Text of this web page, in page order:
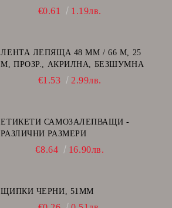
€0.61 1.19лв.
ЛЕНТА ЛЕПЯЩА 48 ММ / 66 М, 25
Μ, ПРОЗР., АКРИЛНА, БЕЗШУМНА
€1.53 2.99лв.
ЕТИКЕТИ САМОЗАЛЕПВАЩИ -
РАЗЛИЧНИ РАЗМЕРИ
€8.64 16.90лв.
ЩИПКИ ЧЕРНИ, 51ММ